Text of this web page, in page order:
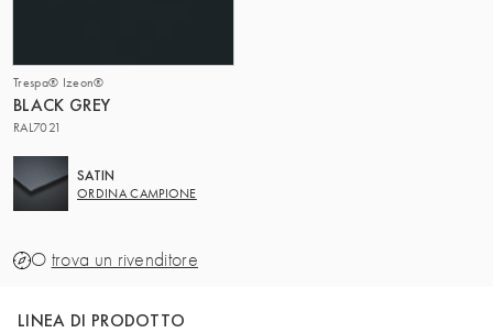
Trespa® Izeon®
BLACK GREY
RAL7021
SATIN
ORDINA CAMPIONE
O trova un rivenditore
LINEA DI PRODOTTO